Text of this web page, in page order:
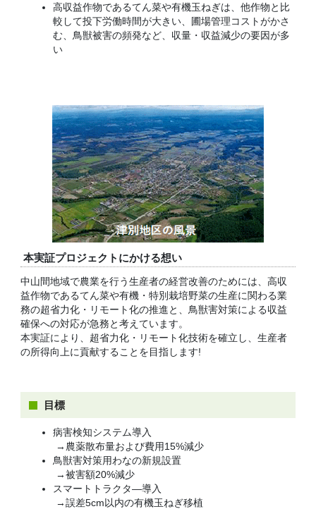
高収益作物であるてん菜や有機玉ねぎは、他作物と比
較して投下労働時間が大きい、圃場管理コストがかさ
む、鳥獣被害の頻発など、収量・収益減少の要因が多
い
本実証プロジェクトにかける想い
中山間地域で農業を行う生産者の経営改善のためには、高収
益作物であるてん菜や有機・特別栽培野菜の生産に関わる業
務の超省力化・リモート化の推進と、鳥獣害対策による収益
確保への対応が急務と考えています。
本実証により、超省力化・リモート化技術を確立し、生産者
の所得向上に貢献することを目指します!
目標
病害検知システム導入
→農薬散布量および費用15%減少
鳥獣害対策用わなの新規設置
→被害額20%減少
スマートトラクタ―導入
→誤差5cm以内の有機玉ねぎ移植